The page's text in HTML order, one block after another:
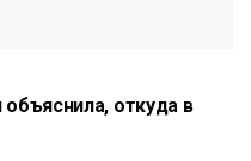
откуда в